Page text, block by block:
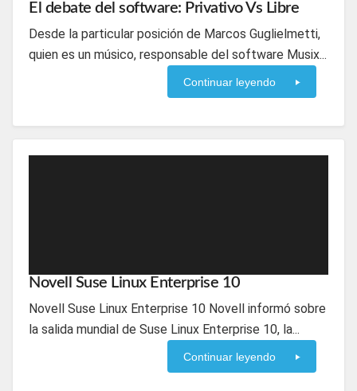
El debate del software: Privativo Vs Libre
Desde la particular posición de Marcos Guglielmetti,
quien es un músico, responsable del software Musix...
Continuar leyendo
Novell Suse Linux Enterprise 10
Novell Suse Linux Enterprise 10 Novell informó sobre
la salida mundial de Suse Linux Enterprise 10, la...
Continuar leyendo